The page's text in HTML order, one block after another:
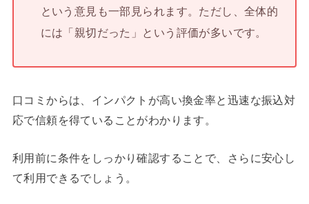
という意見も一部見られます。ただし、全体的
には「親切だった」という評価が多いです。
口コミからは、インパクトが高い換金率と迅速な振込対
応で信頼を得ていることがわかります。
利用前に条件をしっかり確認することで、さらに安心し
て利用できるでしょう。